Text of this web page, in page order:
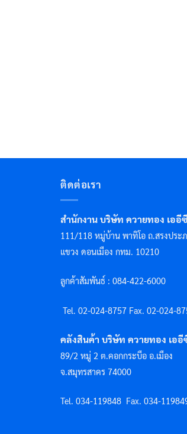
ติดต่อเรา
สำนักงาน บริษัท ควายทอง เออี
111/118 หมู่บ้าน พาทิโอ ถ.สรงประ
แขวง ดอนเมือง กทม. 10210
ลูกค้าสัมพันธ์ : 084-422-6000
Tel. 02-024-8757 Fax. 02-024-
คลังสินค้า บริษัท ควายทอง เออี
89/2 หมู่ 2 ต.คอกกระบือ อ.เมือง
จ.สมุทรสาคร 74000
Tel. 034-119848 Fax. 034-